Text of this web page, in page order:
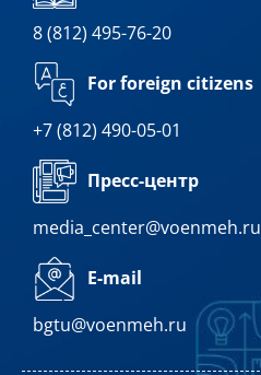
8 (812) 495-76-20
For foreign citizens
+7 (812) 490-05-01
Пресс-центр
media_center@voenmeh.ru
E-mail
bgtu@voenmeh.ru